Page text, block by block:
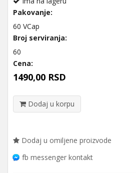
Pakovanje:
60 VCap
Broj serviranja:
60
Cena:
1490,00 RSD
Dodaj u korpu
Dodaj u omiljene proizvode
fb messenger kontakt